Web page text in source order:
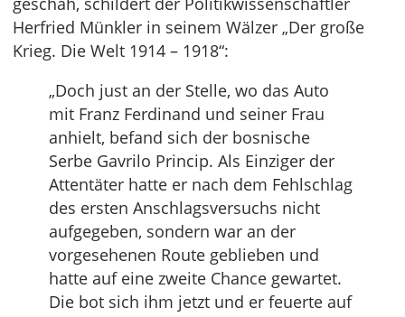
Herfried Münkler in seinem Wälzer „Der große
Krieg. Die Welt 1914 – 1918“:
„Doch just an der Stelle, wo das Auto
mit Franz Ferdinand und seiner Frau
anhielt, befand sich der bosnische
Serbe Gavrilo Princip. Als Einziger der
Attentäter hatte er nach dem Fehlschlag
des ersten Anschlagsversuchs nicht
aufgegeben, sondern war an der
vorgesehenen Route geblieben und
hatte auf eine zweite Chance gewartet.
Die bot sich ihm jetzt und er feuerte auf